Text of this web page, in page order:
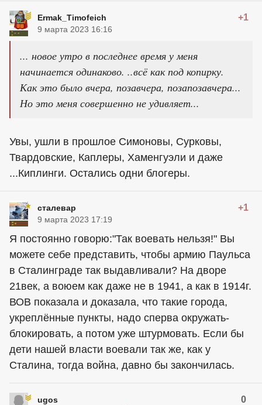
Ermak_Timofeich +1
9 марта 2023 16:16
... новое утро в последнее время у меня
начинается одинаково. ..всё как под копирку.
Как это было вчера, позавчера, позапозавчера...
Но это меня совершенно не удивляет...
Увы, ушли в прошлое Симоновы, Сурковы,
Твардовские, Каплеры, Хаменгуэли и даже
...Киплинги. Остались одни блогеры.
сталевар +1
9 марта 2023 17:19
Я постоянно говорю:"Так воевать нельзя!" Вы
можете себе представить, чтобы армию Паульса
в Сталинграде так выдавливали? На дворе
21век, а воюем как даже не в 1941, а как в 1914г.
ВОВ показала и доказала, что такие города,
укреплённые пункты, надо сперва окружать-
блокировать, а потом уже штурмовать. Если бы
дети нашей власти воевали так же, как у
Сталина, тогда война, давно бы закончилась.
ugos 0